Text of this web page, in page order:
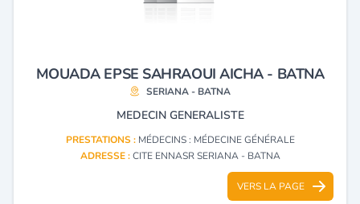
MOUADA EPSE SAHRAOUI AICHA - BATNA
SERIANA - BATNA
MEDECIN GENERALISTE
PRESTATIONS : MÉDECINS : MÉDECINE GÉNÉRALE
ADRESSE :CITE ENNASR SERIANA - BATNA
VERS LA PAGE